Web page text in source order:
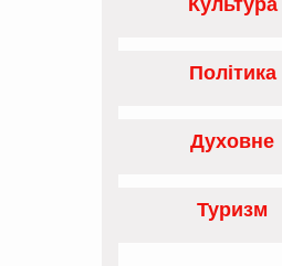
Політика
Духовне
Туризм